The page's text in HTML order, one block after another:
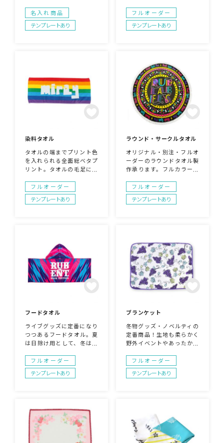
ガマットはいかがでしょう
か？全面に柄を印刷するも
よし、ワンポイントでジム
名入れ商品
テンプレートあり
ィックを用いたデザインの
案件の引き合いが多いで
す。優れた吸水性のためヨ
フルオーダー
テンプレートあり
染料タオル
タオルの端までプリント色
を入れられる全面総ベタプ
リント。タオルの毛足に染
リントをするので、柔らか
い仕上がり！ハンドタオル
～バスタオルまでの5サイ
フルオーダー
テンプレートあり
ラウンド・サークルタオル
オリジナル・別注・フルオ
ーダーのラウンドタオル製
作承ります。フルカラー印
テリア・アウトドアでもラ
グとして使用出来る商品で
す。SNS映えするグッズと
フルオーダー
テンプレートあり
フードタオル
ライブグッズに定番になり
つつあるフードタオル。夏
は日除け用として、冬は防
ッズで、便利な1点です。
本体サイズはスポーツタオ
ル、バスタオルから選べま
フルオーダー
テンプレートあり
ブランケット
冬物グッズ・ノベルティの
定番商品！生地も柔らかく
野外イベントやあったかル
すすめです。サイズ・形指
定可能・また両面プリント
も可能です。フルカラープ
フルオーダー
テンプレートあり